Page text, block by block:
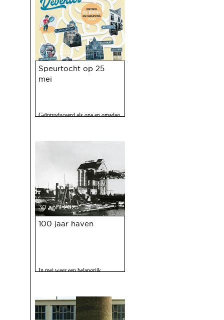
13 mei 2025
Speurtocht op 25
mei
Geïntroduceerd als opa en omadag
30 april 2025
100 jaar haven
In mei weer een belangrijk
haven 100 jaar bestaat.